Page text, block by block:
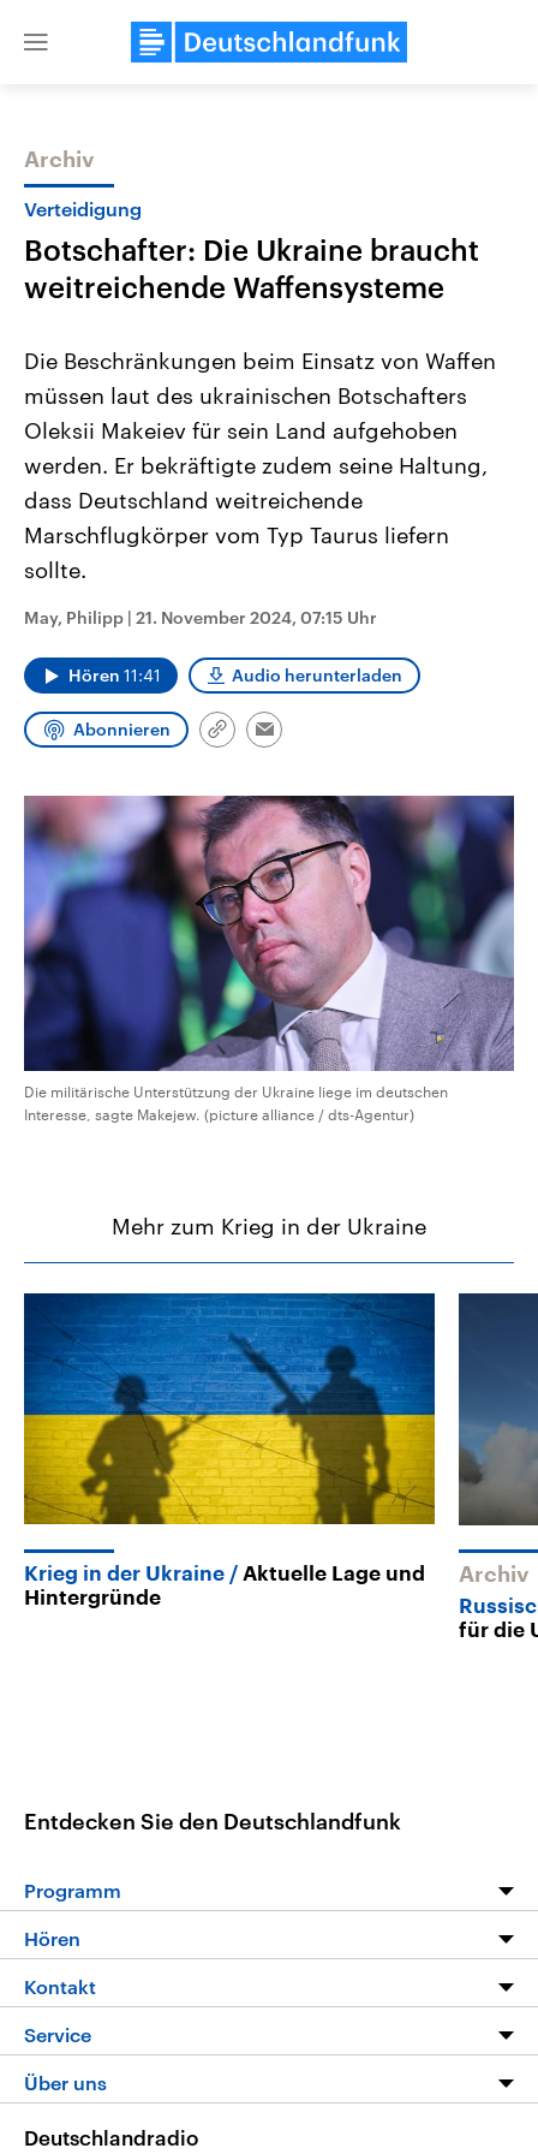
Close
Themen
Landtagswahl Sachsen-Anhalt
2026
Alle Informationen
Sachsen-Anhalt wählt am 6.
September 2026 einen neuen
Landtag. Seit 2021 wird das
Bundesland von einer Koalition aus
CDU, SPD und FDP regiert.-
Umfragen, Prognosen,
und Hintergründe zu den Parteien
und Kandidaten der anstehenden
USA
Aktuelle Beiträge,
Hintergründe
Wirtschaftlich und
gehören die Vereinigten
den mächtigsten Ländern
mit großem Einfluss auf
Sendungen Programm Podcasts
Audio-Archiv
Archiv
Verteidigung
Botschafter: Die Ukraine braucht
weitreichende Waffensysteme
Die Beschränkungen beim Einsatz von Waffen
müssen laut des ukrainischen Botschafters
Oleksii Makeiev für sein Land aufgehoben
werden. Er bekräftigte zudem seine Haltung,
dass Deutschland weitreichende
Marschflugkörper vom Typ Taurus liefern
sollte.
May, Philipp | 21. November 2024, 07:15 Uhr
Hören 11:41 Audio herunterladen
Abonnieren
Link
Email
Die militärische Unterstützung der Ukraine liege im deutschen
Interesse, sagte Makejew. (picture alliance / dts-Agentur)
Mehr zum Krieg in der Ukraine
Krieg in der Ukraine
Aktuelle Lage und
Hintergründe
Archiv
für die
Entdecken Sie den Deutschlandfunk
Programm
Programm
Die Nachrichten
Nachrichtenleicht
Neue Beiträge auf dlf.de
Hören
Livestream
Podcasts
Deutschlandfunk App
Nachrichten App
Kontakt
Hörerservice
Service
FAQ
Über uns
Deutschlandradio